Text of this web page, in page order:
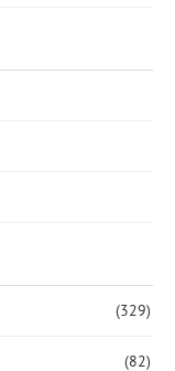
(329)
(82)